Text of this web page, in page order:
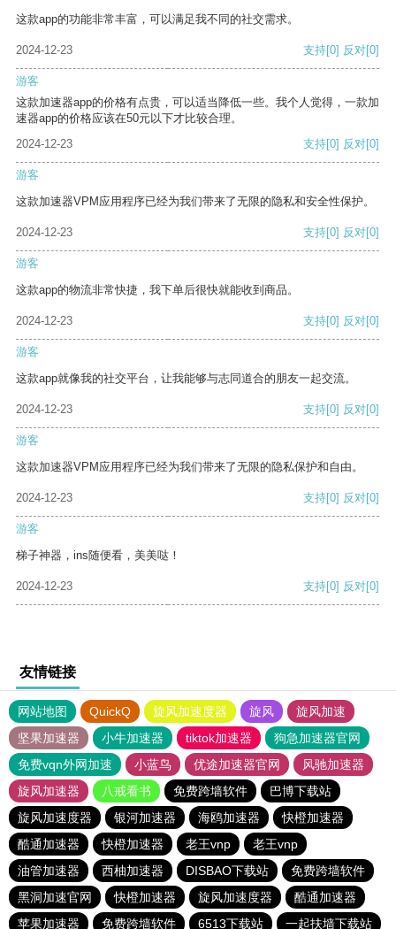
这款app的功能非常丰富，可以满足我不同的社交需求。
2024-12-23 支持[0] 反对[0]
游客
这款加速器app的价格有点贵，可以适当降低一些。我个人觉得，一款加
速器app的价格应该在50元以下才比较合理。
2024-12-23
支持[0] 反对[0]
游客
这款加速器VPM应用程序已经为我们带来了无限的隐私和安全性保护。
2024-12-23 支持[0] 反对[0]
游客
这款app的物流非常快捷，我下单后很快就能收到商品。
2024-12-23 支持[0] 反对[0]
游客
这款app就像我的社交平台，让我能够与志同道合的朋友一起交流。
2024-12-23 支持[0] 反对[0]
游客
这款加速器VPM应用程序已经为我们带来了无限的隐私保护和自由。
2024-12-23 支持[0] 反对[0]
游客
梯子神器，ins随便看，美美哒！
2024-12-23 支持[0] 反对[0]
友情链接
网站地图 QuickQ 旋风加速度器 旋风
旋风加速
坚果加速器
小牛加速器 tiktok加速器
狗急加速器官网
免费vqn外网加速
小蓝鸟 优途加速器官网
风驰加速器
旋风加速器
八戒看书 免费跨墙软件
巴博下载站
旋风加速度器
银河加速器 海鸥加速器
快橙加速器
酷通加速器
快橙加速器 老王vnp
老王vnp
油管加速器
西柚加速器 DISBAO下载站
免费跨墙软件
黑洞加速官网
快橙加速器 旋风加速度器
酷通加速器
苹果加速器
免费跨墙软件 6513下载站 一起扶墙下载站